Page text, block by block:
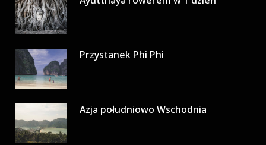
Przystanek Phi Phi
Azja południowo Wschodnia